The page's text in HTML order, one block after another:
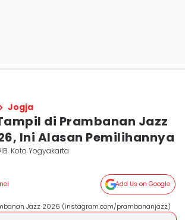
Jogja
di Prambanan Jazz
Ini Alasan Pemilihannya
Kota Yogyakarta
Add Us on Google
Jazz 2026 (instagram.com/prambananjazz)